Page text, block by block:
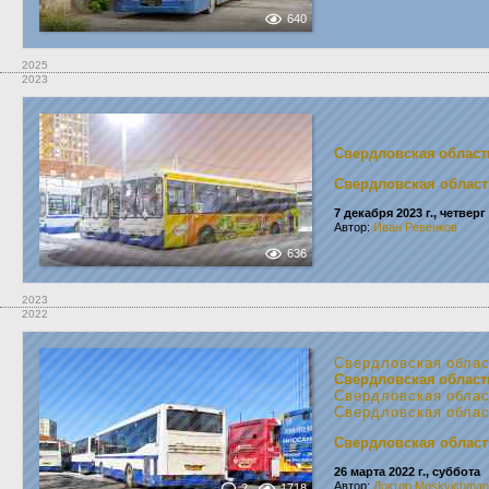
640
2025
2023
636
Свердловская
Свердловская
7 декабря 2023 г., четверг
Автор: Иван Ревенков
2023
2022
Свердловская
Свердловская
Свердловская
Свердловская
Свердловская
26 марта 2022 г., суббота
Автор: Доктор Moskvichman